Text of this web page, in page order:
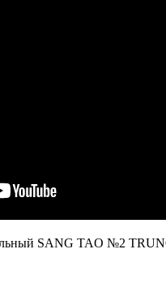
SANG TAO №2